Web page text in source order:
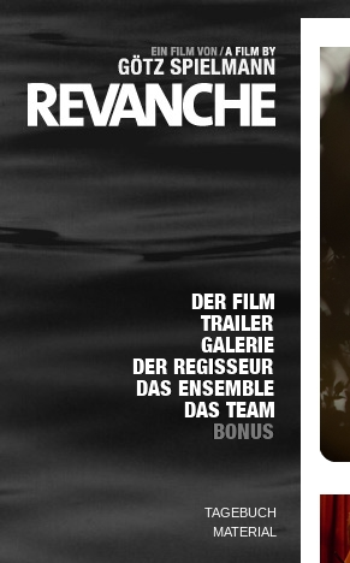
TAGEBUCH
MATERIAL